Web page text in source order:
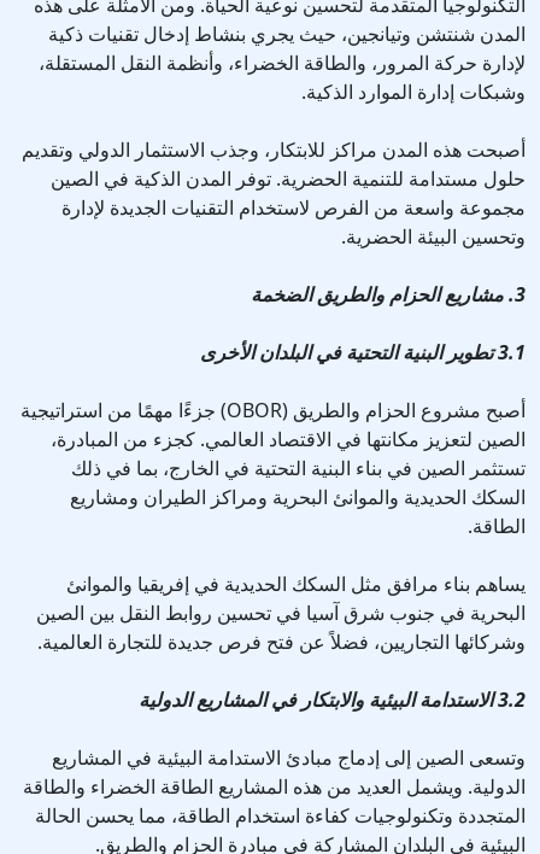
المدن شنتشن وتيانجين، حيث يجري بنشاط إدخال تقنيات ذكية
لإدارة حركة المرور، والطاقة الخضراء، وأنظمة النقل المستقلة،
وشبكات إدارة الموارد الذكية.
أصبحت هذه المدن مراكز للابتكار، وجذب الاستثمار الدولي وتقديم
حلول مستدامة للتنمية الحضرية. توفر المدن الذكية في الصين
مجموعة واسعة من الفرص لاستخدام التقنيات الجديدة لإدارة
وتحسين البيئة الحضرية.
3. مشاريع الحزام والطريق الضخمة
3.1 تطوير البنية التحتية في البلدان الأخرى
أصبح مشروع الحزام والطريق (OBOR) جزءًا مهمًا من استراتيجية
الصين لتعزيز مكانتها في الاقتصاد العالمي. كجزء من المبادرة،
تستثمر الصين في بناء البنية التحتية في الخارج، بما في ذلك
السكك الحديدية والموانئ البحرية ومراكز الطيران ومشاريع
الطاقة.
يساهم بناء مرافق مثل السكك الحديدية في إفريقيا والموانئ
البحرية في جنوب شرق آسيا في تحسين روابط النقل بين الصين
وشركائها التجاريين، فضلاً عن فتح فرص جديدة للتجارة العالمية.
3.2 الاستدامة البيئية والابتكار في المشاريع الدولية
وتسعى الصين إلى إدماج مبادئ الاستدامة البيئية في المشاريع
الدولية. ويشمل العديد من هذه المشاريع الطاقة الخضراء والطاقة
المتجددة وتكنولوجيات كفاءة استخدام الطاقة، مما يحسن الحالة
البيئية في البلدان المشاركة في مبادرة الحزام والطريق.